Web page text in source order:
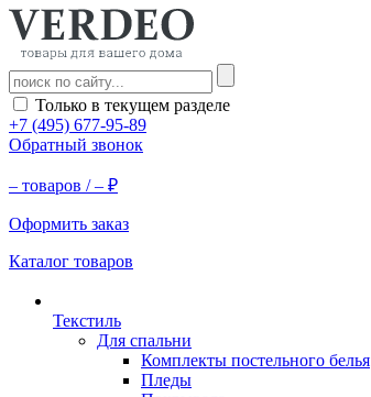
Только в текущем разделе
+7 (495) 677-95-89
Обратный звонок
– товаров /– ₽
Оформить заказ
Каталог товаров
Текстиль
Для спальни
Комплекты постельного белья
Пледы